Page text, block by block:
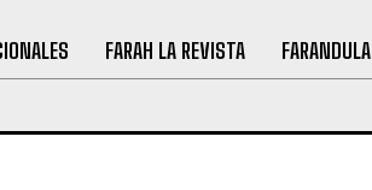
FARAH LA REVISTA FARANDULA